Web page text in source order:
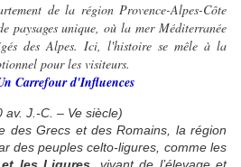
de la région Provence-Alpes-Côte
paysages unique, où la mer Méditerranée
des Alpes. Ici, l'histoire se mêle à la
pour les visiteurs.
Carrefour d'Influences
av. J.-C. – Ve siècle)
des Grecs et des Romains, la région
des peuples celto-ligures, comme les